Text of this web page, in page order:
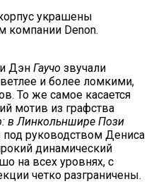
украшены
компании Denon.
Дэн Гаучо звучали
и более ломкими,
То же самое касается
мотив из графства
в Линкольншире Пози
под руководством Дениса
динамический
на всех уровнях, с
четко разграничены.